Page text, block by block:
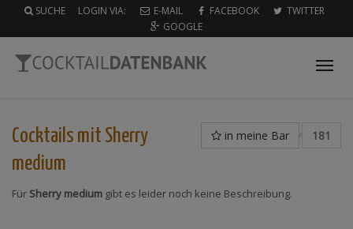
SUCHE LOGIN VIA: E-MAIL FACEBOOK
TWITTER
GOOGLE
in meine Bar 181
Cocktails mit Sherry
medium
Für Sherry medium gibt es leider noch keine Beschreibung.